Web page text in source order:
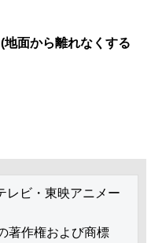
面から離れなくする
レビ・東映アニメー
著作権および商標